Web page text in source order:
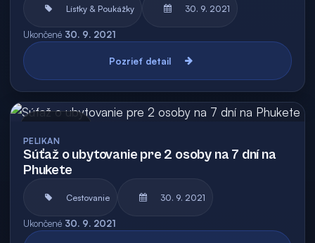
Lístky & Poukážky 30. 9. 2021
Ukončené 30. 9. 2021
Pozrieť detail
PELIKAN
Súťaž o ubytovanie pre 2 osoby na 7 dní na
Phukete
Cestovanie 30. 9. 2021
Ukončené 30. 9. 2021